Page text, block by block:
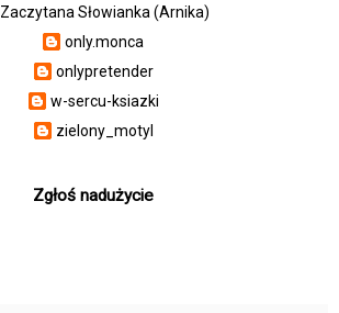
Zaczytana Słowianka (Arnika)
only.monca
onlypretender
w-sercu-ksiazki
zielony_motyl
Zgłoś nadużycie